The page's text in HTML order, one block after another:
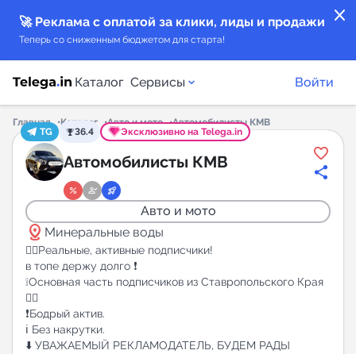
close
🚀 Реклама с оплатой за клики, лиды и продажи
Теперь со сниженным бюджетом для старта!
Каталог Сервисы
Каталог каналов
Каталог ботов
Горящие предложения
Индекс читаемости каналов в Telegram
Аналитика MAX каналов
New
Войти
Главная Каталог Авто и мото
Автомобилисты КМВ
TG
36.4 Эксклюзивно на Telega.in
Автомобилисты КМВ
Авто и мото
distance Минеральные воды
✊🏻Реальные, активные подписчики!
в топе держу долго ❗️
❕Основная часть подписчиков из Ставропольского Края
❤️‍🔥
❗️Бодрый актив.
ℹ️ Без накрутки.
⬇️ УВАЖАЕМЫЙ РЕКЛАМОДАТЕЛЬ, БУДЕМ РАДЫ